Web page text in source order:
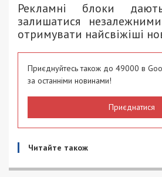
Рекламні блоки
залишатися
отримувати найсвіжіші
Приєднуйтесь також до 49000 в
за останніми новинами!
Приєднатися
Читайте також